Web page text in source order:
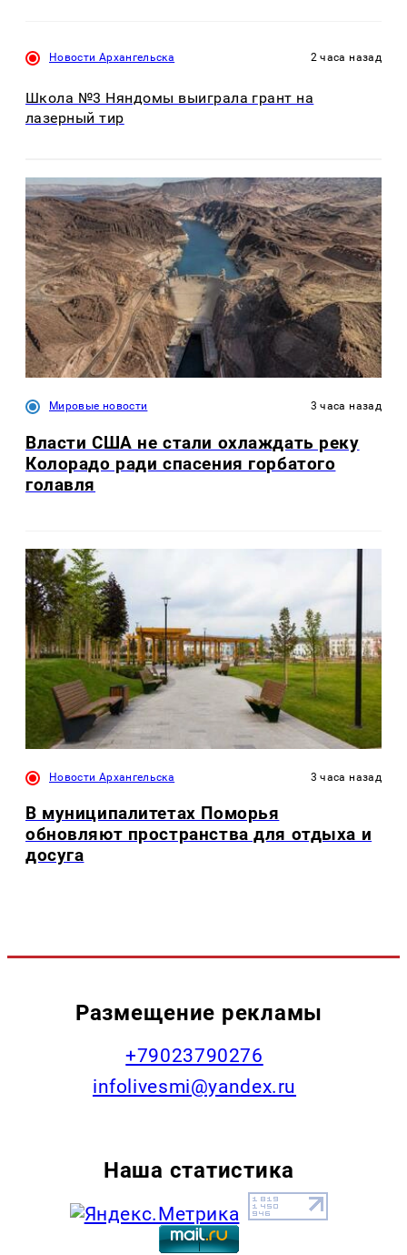
Новости Архангельска 2 часа назад
Школа №3 Няндомы выиграла грант на
лазерный тир
Мировые новости 3 часа назад
Власти США не стали охлаждать реку
Колорадо ради спасения горбатого
голавля
Новости Архангельска 3 часа назад
В муниципалитетах Поморья
обновляют пространства для отдыха и
досуга
Размещение рекламы
+79023790276
infolivesmi@yandex.ru
Наша статистика